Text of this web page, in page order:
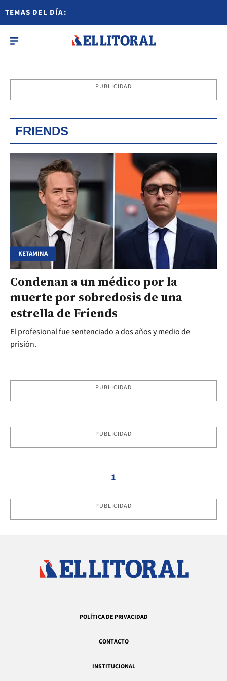
TEMAS DEL DÍA:
PUBLICIDAD
FRIENDS
KETAMINA
Condenan a un médico por la
muerte por sobredosis de una
estrella de Friends
El profesional fue sentenciado a dos años y medio de
prisión.
PUBLICIDAD
PUBLICIDAD
1
PUBLICIDAD
POLÍTICA DE PRIVACIDAD
CONTACTO
INSTITUCIONAL